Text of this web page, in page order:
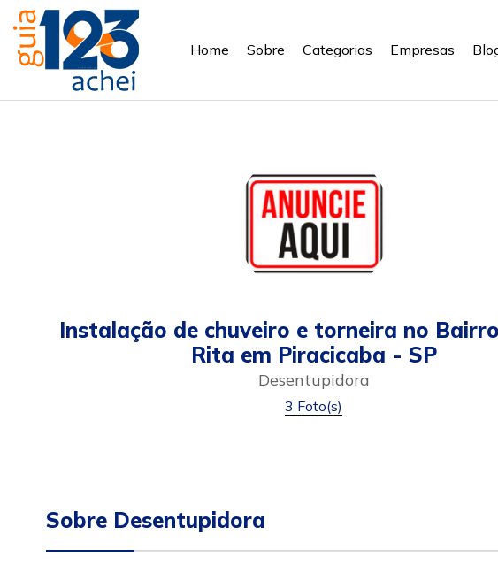
Home Sobre Categorias Empresas
Instalação de chuveiro e torneira no
Rita em Piracicaba - SP
Desentupidora
3 Foto(s)
Sobre Desentupidora